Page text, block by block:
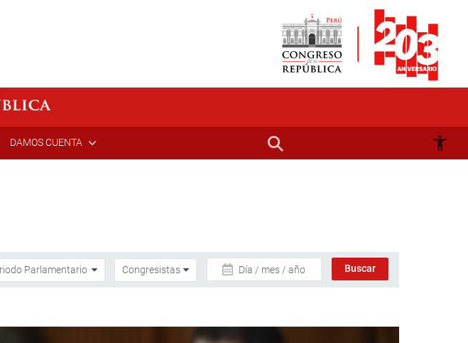
DAMOS CUENTA
Día / mes / año